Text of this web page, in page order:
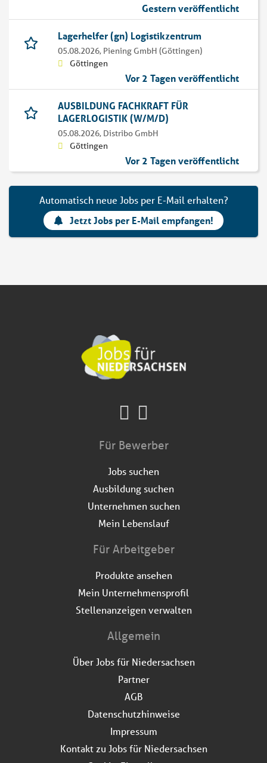
Gestern veröffentlicht
Lagerhelfer (gn) Logistikzentrum
05.08.2026, Piening GmbH (Göttingen)
Göttingen
Vor 2 Tagen veröffentlicht
AUSBILDUNG FACHKRAFT FÜR
LAGERLOGISTIK (W/M/D)
05.08.2026, Distribo GmbH
Göttingen
Vor 2 Tagen veröffentlicht
Automatisch neue Jobs per E-Mail erhalten?
Jetzt Jobs per E-Mail empfangen!
Für Bewerber
Jobs suchen
Ausbildung suchen
Unternehmen suchen
Mein Lebenslauf
Für Arbeitgeber
Produkte ansehen
Mein Unternehmensprofil
Stellenanzeigen verwalten
Allgemein
Über Jobs für Niedersachsen
Partner
AGB
Datenschutzhinweise
Impressum
Kontakt zu Jobs für Niedersachsen